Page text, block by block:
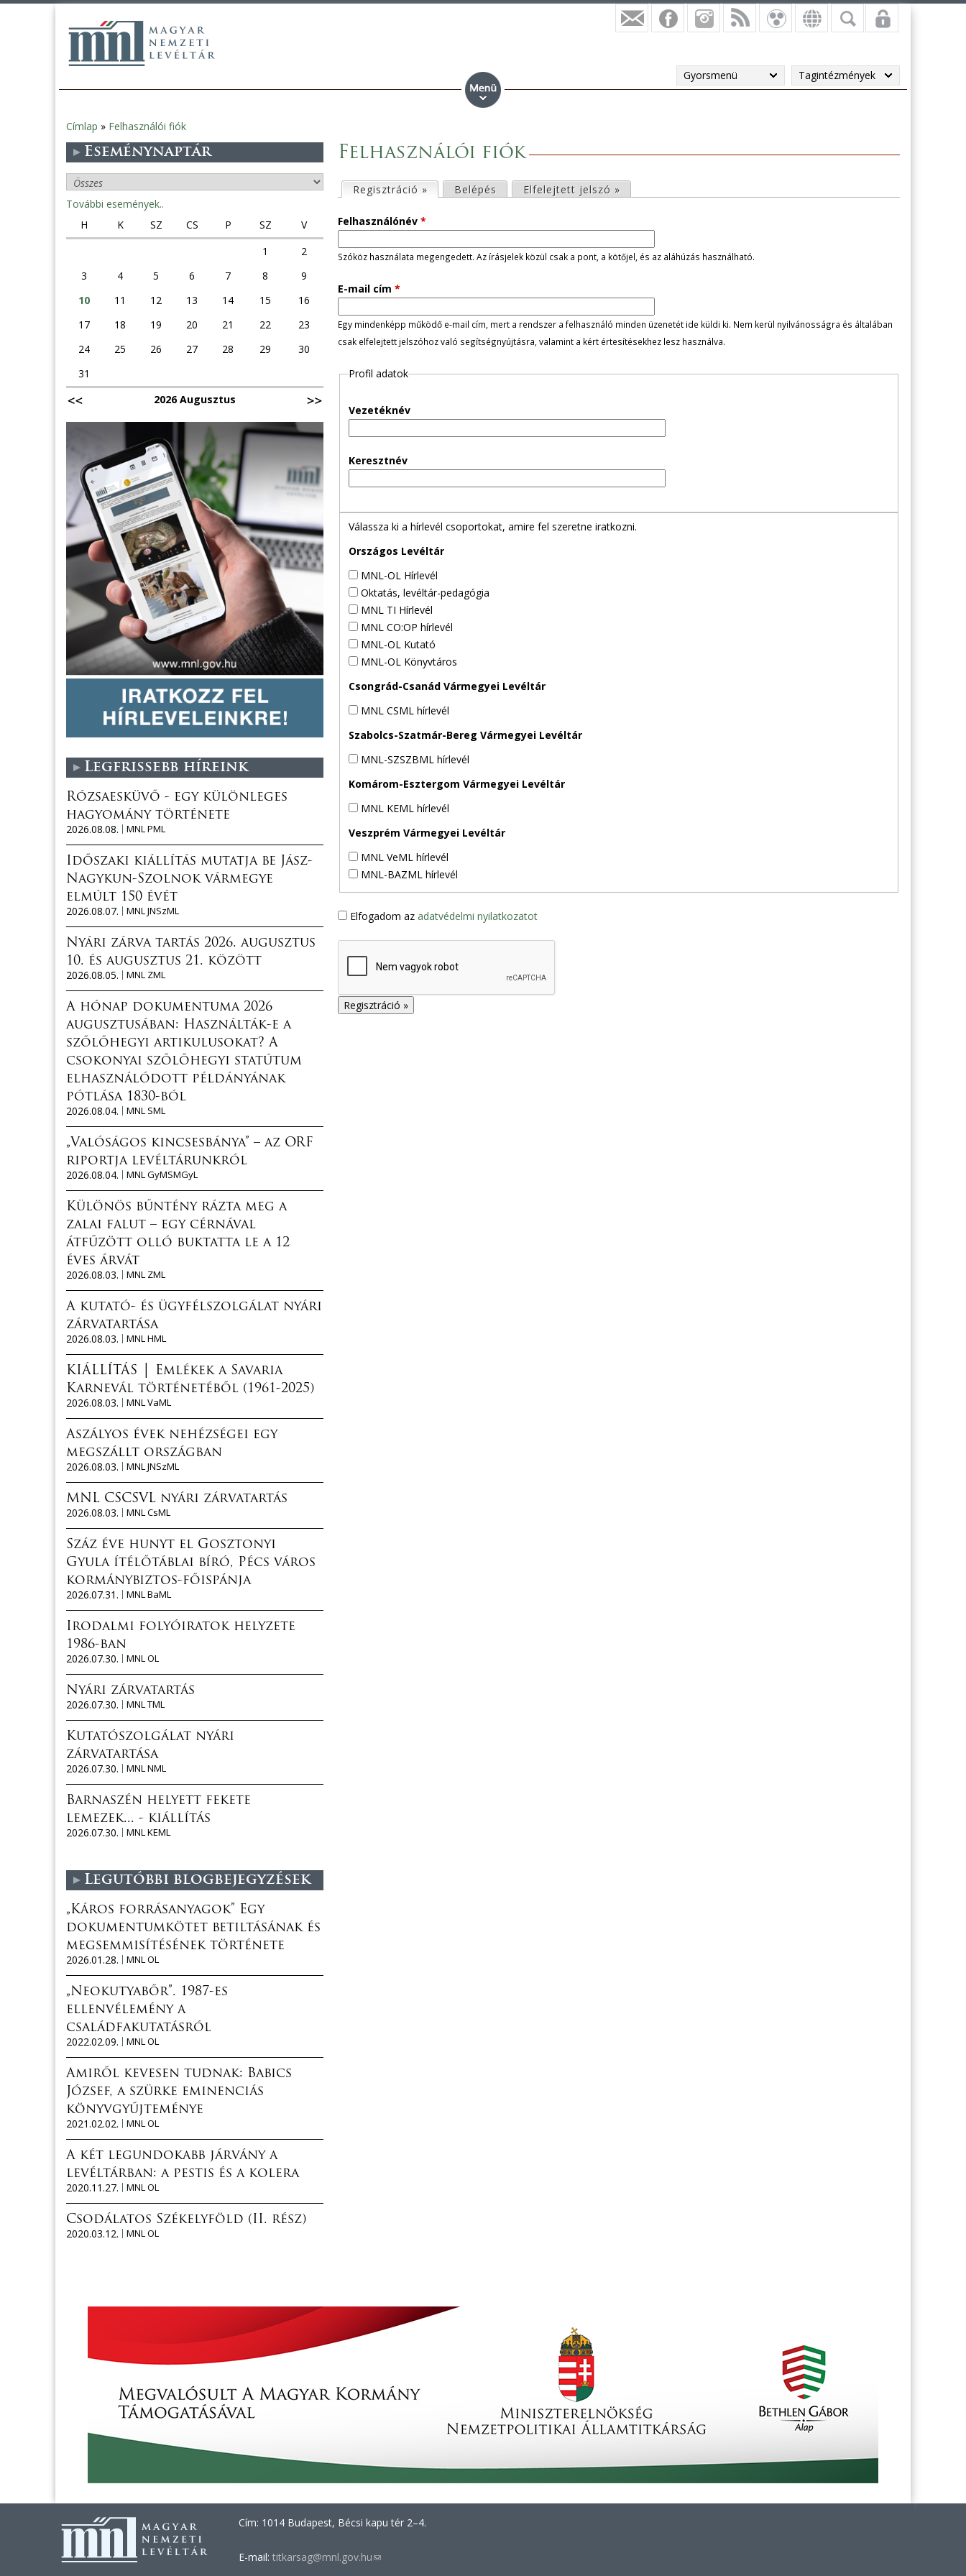
Gyorsmenü Tagintézmények
Jelenlegi
hely
Címlap » Felhasználói fiók
Felhasználói fiók
l
s
ő
d
l
e
Regisztráció » (aktív fül)
Belépés Elfelejtett jelszó »
Felhasználónév *
Szóköz használata megengedett. Az írásjelek közül csak a pont, a kötőjel, és az aláhúzás használható.
E-mail cím *
Egy mindenképp működő e-mail cím, mert a rendszer a felhasználó minden üzenetét ide küldi ki. Nem kerül nyilvánosságra és általában
csak elfelejtett jelszóhoz való segítségnyújtásra, valamint a kért értesítésekhez lesz használva.
Profil adatok
Vezetéknév
Keresztnév
Válassza ki a hírlevél csoportokat, amire fel szeretne iratkozni.
Országos Levéltár
MNL-OL Hírlevél
Oktatás, levéltár-pedagógia
MNL TI Hírlevél
MNL CO:OP hírlevél
MNL-OL Kutató
MNL-OL Könyvtáros
Csongrád-Csanád Vármegyei Levéltár
MNL CSML hírlevél
Szabolcs-Szatmár-Bereg Vármegyei Levéltár
MNL-SZSZBML hírlevél
Komárom-Esztergom Vármegyei Levéltár
MNL KEML hírlevél
Veszprém Vármegyei Levéltár
MNL VeML hírlevél
MNL-BAZML hírlevél
Elfogadom az adatvédelmi nyilatkozatot
Eseménynaptár
További események..
H
K SZ CS P SZ
V
1
2
3
4 5 6 7 8
9
10
11 12 13 14 15
16
17
18 19 20 21 22
23
24
25 26 27 28 29
30
31
2026 Augusztus
Legfrissebb híreink
Rózsaesküvő - egy különleges
hagyomány története
2026.08.08.
MNL PML
Időszaki kiállítás mutatja be Jász-
Nagykun-Szolnok vármegye
elmúlt 150 évét
2026.08.07.
MNL JNSzML
Nyári zárva tartás 2026. augusztus
10. és augusztus 21. között
2026.08.05.
MNL ZML
A hónap dokumentuma 2026
augusztusában: Használták-e a
szőlőhegyi artikulusokat? A
csokonyai szőlőhegyi statútum
elhasználódott példányának
pótlása 1830-ból
2026.08.04.
MNL SML
„Valóságos kincsesbánya” – az ORF
riportja levéltárunkról
2026.08.04.
MNL GyMSMGyL
Különös bűntény rázta meg a
zalai falut – egy cérnával
átfűzött olló buktatta le a 12
éves árvát
2026.08.03.
MNL ZML
A kutató- és ügyfélszolgálat nyári
zárvatartása
2026.08.03.
MNL HML
KIÁLLÍTÁS │ Emlékek a Savaria
Karnevál történetéből (1961-2025)
2026.08.03.
MNL VaML
Aszályos évek nehézségei egy
megszállt országban
2026.08.03.
MNL JNSzML
MNL CSCSVL nyári zárvatartás
2026.08.03.
MNL CsML
Száz éve hunyt el Gosztonyi
Gyula ítélőtáblai bíró, Pécs város
kormánybiztos-főispánja
2026.07.31.
MNL BaML
Irodalmi folyóiratok helyzete
1986-ban
2026.07.30.
MNL OL
Nyári zárvatartás
2026.07.30.
MNL TML
Kutatószolgálat nyári
zárvatartása
2026.07.30.
MNL NML
Barnaszén helyett fekete
lemezek... - kiállítás
2026.07.30.
MNL KEML
Legutóbbi blogbejegyzések
„Káros forrásanyagok” Egy
dokumentumkötet betiltásának és
megsemmisítésének története
2026.01.28.
MNL OL
„Neokutyabőr”. 1987-es
ellenvélemény a
családfakutatásról
2022.02.09.
MNL OL
Amiről kevesen tudnak: Babics
József, a szürke eminenciás
könyvgyűjteménye
2021.02.02.
MNL OL
A két legundokabb járvány a
levéltárban: a pestis és a kolera
2020.11.27.
MNL OL
Csodálatos Székelyföld (II. rész)
2020.03.12.
MNL OL
Cím: 1014 Budapest, Bécsi kapu tér 2–4.
E-mail: titkarsag@mnl.gov.hu(link